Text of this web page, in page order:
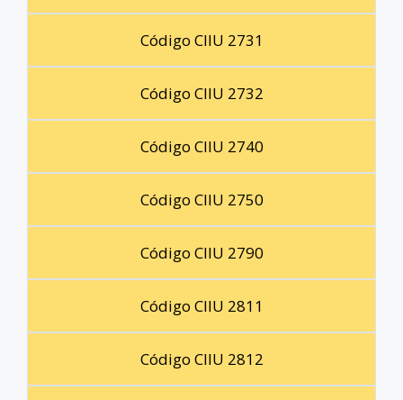
Código CIIU 2731
Código CIIU 2732
Código CIIU 2740
Código CIIU 2750
Código CIIU 2790
Código CIIU 2811
Código CIIU 2812